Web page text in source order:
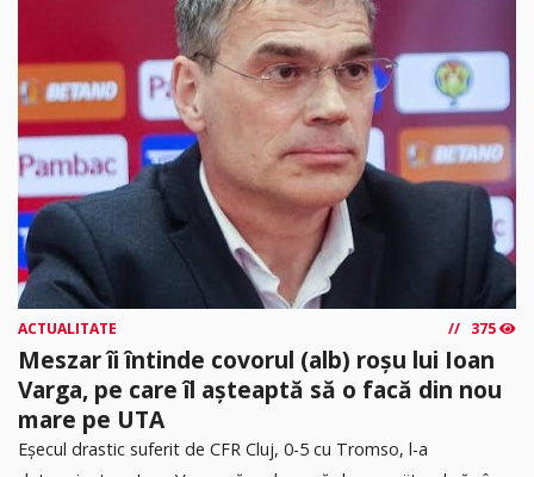
ACTUALITATE 375
Meszar îi întinde covorul (alb) roșu lui Ioan
Varga, pe care îl așteaptă să o facă din nou
mare pe UTA
Eșecul drastic suferit de CFR Cluj, 0-5 cu Tromso, l-a